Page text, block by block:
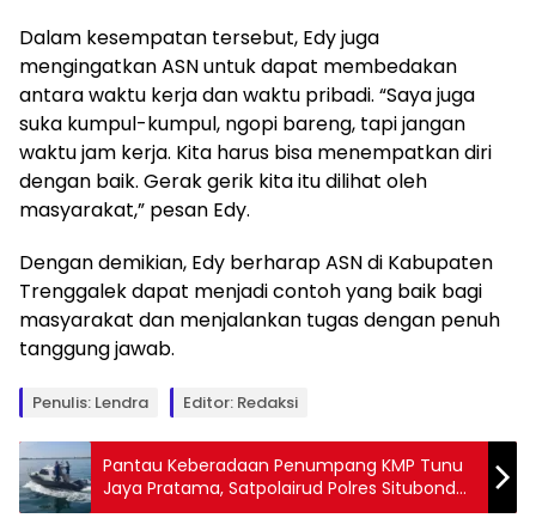
Dalam kesempatan tersebut, Edy juga
mengingatkan ASN untuk dapat membedakan
antara waktu kerja dan waktu pribadi. “Saya juga
suka kumpul-kumpul, ngopi bareng, tapi jangan
waktu jam kerja. Kita harus bisa menempatkan diri
dengan baik. Gerak gerik kita itu dilihat oleh
masyarakat,” pesan Edy.
Dengan demikian, Edy berharap ASN di Kabupaten
Trenggalek dapat menjadi contoh yang baik bagi
masyarakat dan menjalankan tugas dengan penuh
tanggung jawab.
Penulis: Lendra Editor: Redaksi
Pantau Keberadaan Penumpang KMP Tunu
Jaya Pratama, Satpolairud Polres Situbondo
Gelar Patroli Perairan Perbatasan